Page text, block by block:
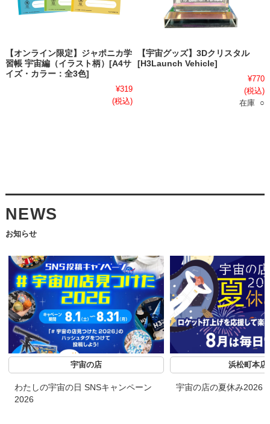
【オンライン限定】ジャポニカ学
習帳 宇宙編（イラスト柄）[A4サ
イズ・カラー：全3色]
¥319
(税込)
【宇宙グッズ】3Dクリスタル
[H3Launch Vehicle]
¥770
(税込)
在庫 ○
NEWS
お知らせ
宇宙の店
わたしの宇宙の日 SNSキャンペーン
2026
浜松町本店
宇宙の店の夏休み2026